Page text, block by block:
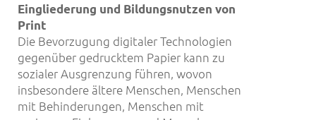
Eingliederung und Bildungsnutzen von
Print
Die Bevorzugung digitaler Technologien
gegenüber gedrucktem Papier kann zu
sozialer Ausgrenzung führen, wovon
insbesondere ältere Menschen, Menschen
mit Behinderungen, Menschen mit